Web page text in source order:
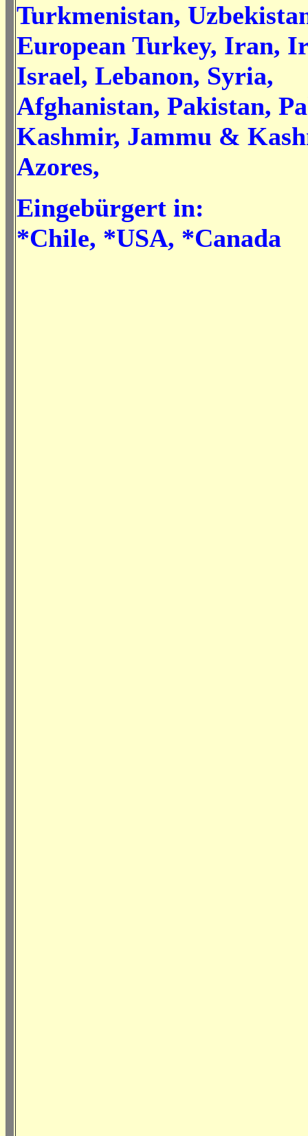
Turkmenistan,
European Turkey, Iran,
Israel, Lebanon, Syria,
Afghanistan, Pakistan,
Kashmir, Jammu &
Azores,
Eingebürgert in:
*Chile, *USA, *Canada